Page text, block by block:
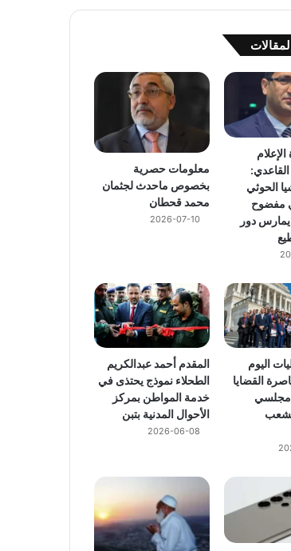
الحوثي
مفضوح
دور
معلومات حصرية
بخصوص ماحدث لجثمان
محمد قحطان
2026-07-10
اليوم
القضايا
مجلسي
المقدم أحمد عبدالكريم
الطحلاء نموذج يحتذى في
خدمة المواطن بمركز
الأحوال المدنية بتبن
2026-06-08